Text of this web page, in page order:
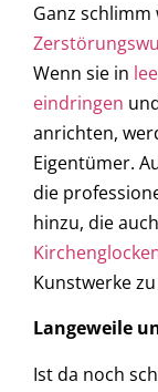
Ganz schlimm
Wenn sie in
eindringen
anrichten,
Eigentümer.
die
hinzu, die
Kunstwerke
Langeweile
Ist da noch